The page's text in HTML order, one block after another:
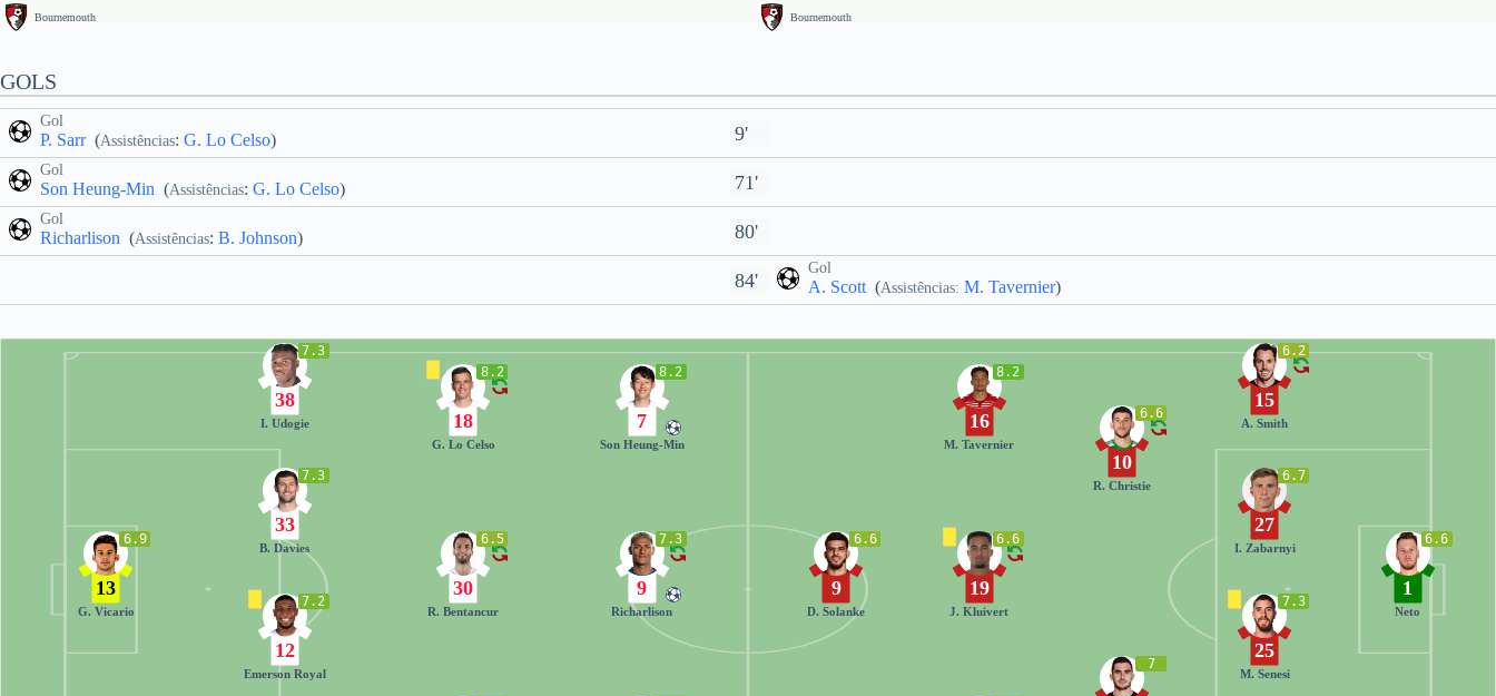
Bournemouth Bournemouth
GOLS
Gol
P. Sarr (Assistências: G. Lo Celso) 9'
Gol
Son Heung-Min (Assistências: G. Lo Celso) 71'
Gol
Richarlison (Assistências: B. Johnson) 80'
84'
Gol
A. Scott (Assistências: M. Tavernier)
6.9
13
G. Vicario
7.3
38
I. Udogie
7.3
33
B. Davies
7.2
12
Emerson Royal
8.2
18
G. Lo Celso
6.5
30
R. Bentancur
8.2
7
Son Heung-Min
7.3
9
Richarlison
6.6
1
Neto
7.3
25
M. Senesi
6.7
27
I. Zabarnyi
6.2
15
A. Smith
7
6.6
10
R. Christie
6.6
19
J. Kluivert
8.2
16
M. Tavernier
6.6
9
D. Solanke